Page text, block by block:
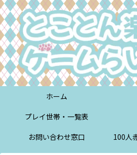
ホーム
プレイ世帯・一覧表
お問い合わせ窓口